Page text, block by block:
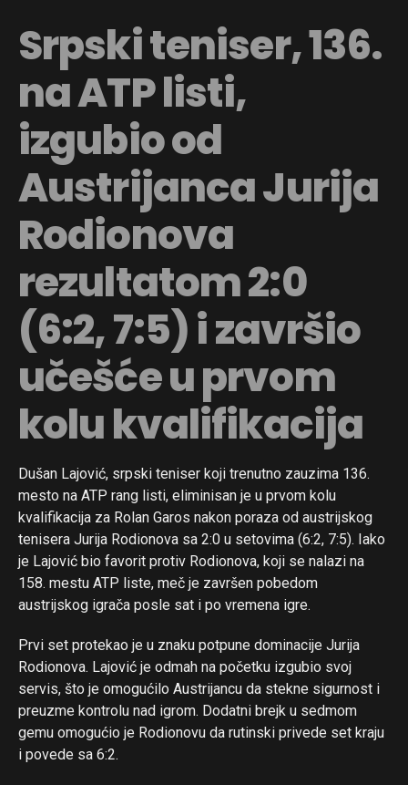
Srpski teniser, 136.
na ATP listi,
izgubio od
Austrijanca Jurija
Rodionova
rezultatom 2:0
(6:2, 7:5) i završio
učešće u prvom
kolu kvalifikacija
Dušan Lajović, srpski teniser koji trenutno zauzima 136.
mesto na ATP rang listi, eliminisan je u prvom kolu
kvalifikacija za Rolan Garos nakon poraza od austrijskog
tenisera Jurija Rodionova sa 2:0 u setovima (6:2, 7:5). Iako
je Lajović bio favorit protiv Rodionova, koji se nalazi na
158. mestu ATP liste, meč je završen pobedom
austrijskog igrača posle sat i po vremena igre.
Prvi set protekao je u znaku potpune dominacije Jurija
Rodionova. Lajović je odmah na početku izgubio svoj
servis, što je omogućilo Austrijancu da stekne sigurnost i
preuzme kontrolu nad igrom. Dodatni brejk u sedmom
gemu omogućio je Rodionovu da rutinski privede set kraju
i povede sa 6:2.
Flipboard
Reddit
Pinterest
Whatsapp
Email